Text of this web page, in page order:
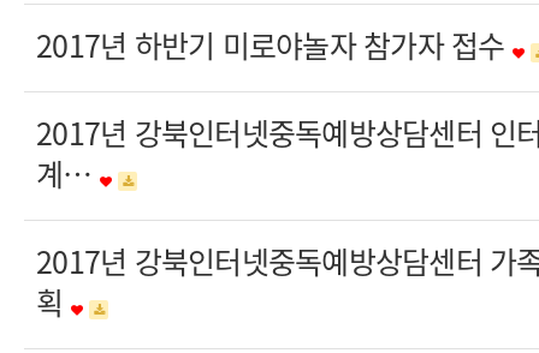
2017년 하반기 미로야놀자 참가자 접수
2017년 강북인터넷중독예방상담센터 인
계…
2017년 강북인터넷중독예방상담센터 가
획